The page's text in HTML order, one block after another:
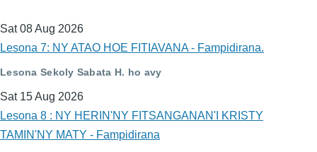
Sat 08 Aug 2026
Lesona 7: NY ATAO HOE FITIAVANA - Fampidirana.
Lesona Sekoly Sabata H. ho avy
Sat 15 Aug 2026
Lesona 8 : NY HERIN'NY FITSANGANAN'I KRISTY
TAMIN'NY MATY - Fampidirana